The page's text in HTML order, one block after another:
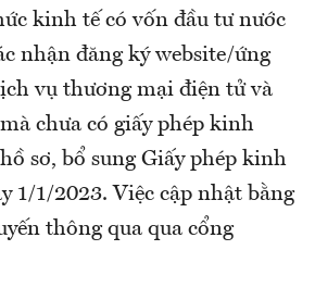
kinh tế có vốn đầu tư nước
nhận đăng ký website/ứng
vụ thương mại điện tử và
chưa có giấy phép kinh
sơ, bổ sung Giấy phép kinh
1/1/2023. Việc cập nhật bằng
thông qua qua cổng